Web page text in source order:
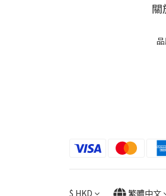
關
$ HKD 繁體中文